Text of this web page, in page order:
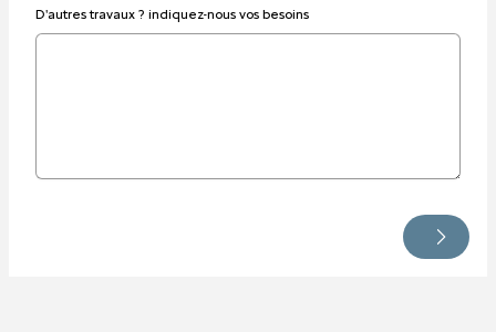
D'autres travaux ? indiquez-nous vos besoins